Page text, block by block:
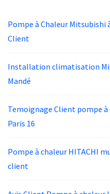
Pompe à Chaleur Mitsubishi
Client
Installation climatisation
Mandé
Temoignage Client pompe
Paris 16
Pompe à chaleur HITACHI
client